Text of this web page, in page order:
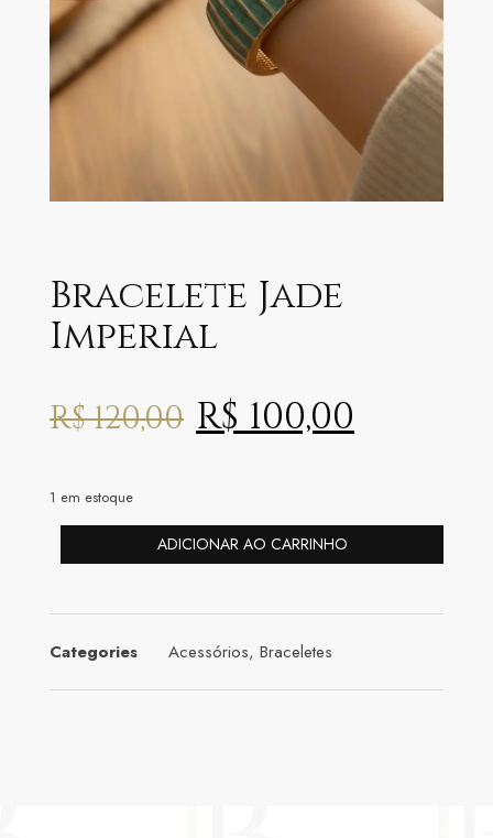
Bracelete Jade
Imperial
R$120,00 R$100,00
1 em estoque
ADICIONAR AO CARRINHO
Categories Acessórios, Braceletes